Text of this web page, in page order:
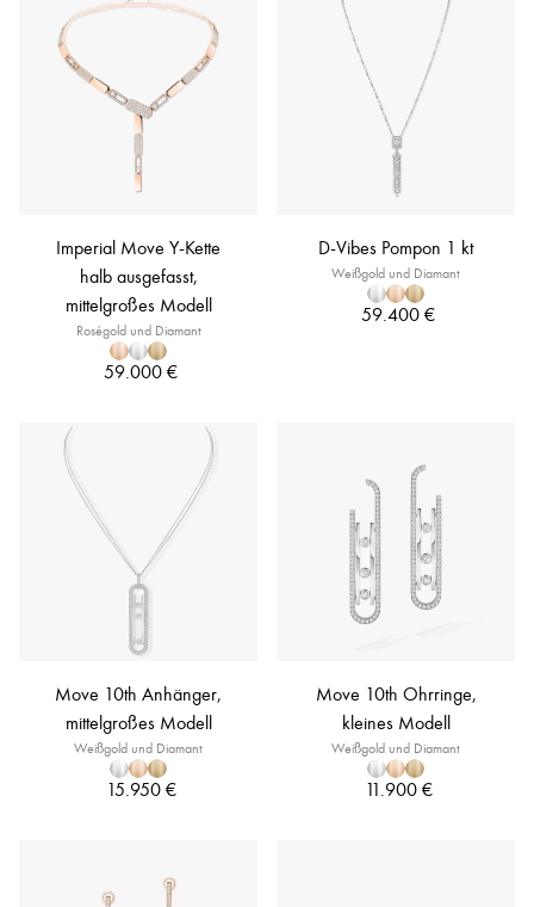
Imperial Move Y-Kette
halb ausgefasst,
mittelgroßes Modell
Roségold und Diamant
59.000 €
D-Vibes Pompon 1 kt
Weißgold und Diamant
59.400 €
Move 10th Anhänger,
mittelgroßes Modell
Weißgold und Diamant
15.950 €
Move 10th Ohrringe,
kleines Modell
Weißgold und Diamant
11.900 €